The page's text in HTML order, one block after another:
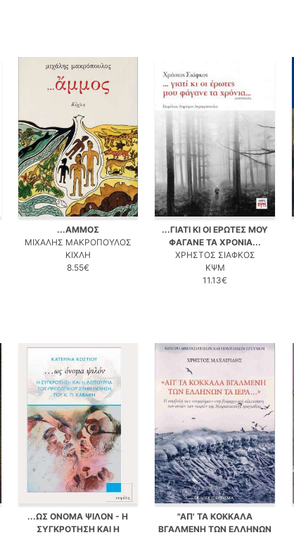
...ΑΜΜΟΣ
ΜΙΧΑΛΗΣ ΜΑΚΡΟΠΟΥΛΟΣ
ΚΙΧΛΗ
8.55€
...ΓΙΑΤΙ ΚΙ ΟΙ ΕΡΩΤΕΣ ΜΟΥ
ΦΑΓΑΝΕ ΤΑ ΧΡΟΝΙΑ...
ΧΡΗΣΤΟΣ ΣΙΑΦΚΟΣ
ΚΨΜ
11.13€
...ΩΣ ΟΝΟΜΑ ΨΙΛΟΝ - Η
ΣΥΓΚΡΟΤΗΣΗ ΚΑΙ Η
"ΑΠ' ΤΑ ΚΟΚΚΑΛΑ
ΒΓΑΛΜΕΝΗ ΤΩΝ ΕΛΛΗΝΩΝ